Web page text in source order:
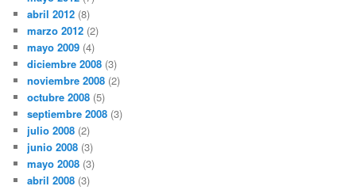
abril 2012 (8)
marzo 2012 (2)
mayo 2009 (4)
diciembre 2008 (3)
noviembre 2008 (2)
octubre 2008 (5)
septiembre 2008 (3)
julio 2008 (2)
junio 2008 (3)
mayo 2008 (3)
abril 2008 (3)